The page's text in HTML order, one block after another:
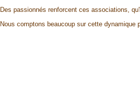
Des passionnés renforcent ces associations,
Nous comptons beaucoup sur cette dynamique